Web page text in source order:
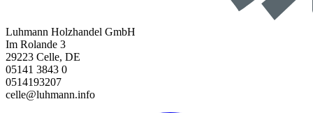
Luhmann Holzhandel GmbH
Im Rolande 3
29223 Celle, DE
05141 3843 0
0514193207
celle@luhmann.info